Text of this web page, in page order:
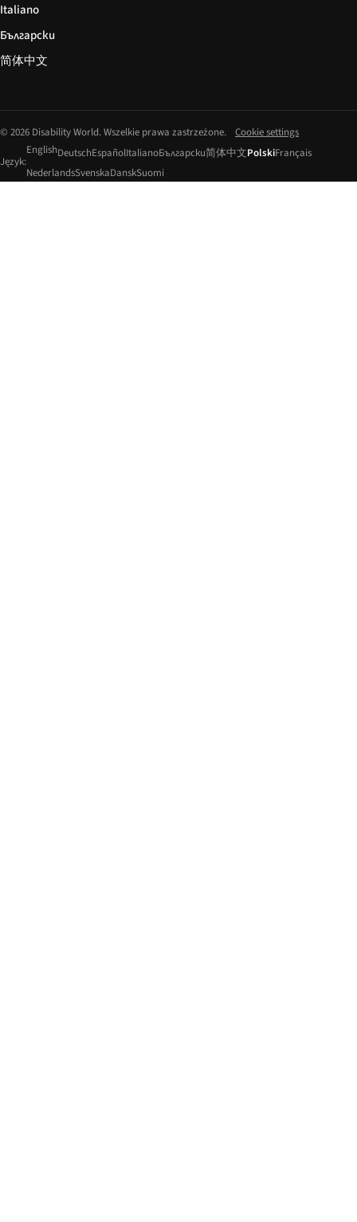
Italiano
Български
简体中文
© 2026 Disability World. Wszelkie prawa zastrzeżone. Cookie settings
Język:
EnglishDeutschEspañolItalianoБългарски简体中文PolskiFrançais
NederlandsSvenskaDanskSuomi